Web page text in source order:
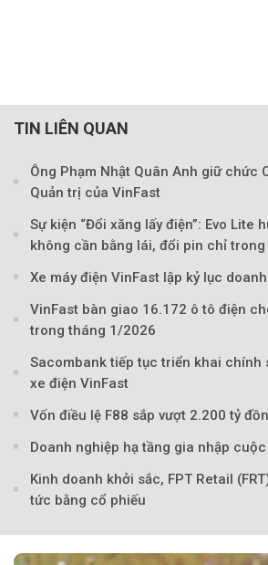
TIN LIÊN QUAN
Ông Phạm Nhật Quân Anh giữ chức
Quản trị của VinFast
Sự kiện “Đổi xăng lấy điện”: Evo Lite
không cần bằng lái, đổi pin chỉ
Xe máy điện VinFast lập kỷ lục
VinFast bàn giao 16.172 ô tô điện
trong tháng 1/2026
Sacombank tiếp tục triển khai chính
xe điện VinFast
Vốn điều lệ F88 sắp vượt 2.200 tỷ
Doanh nghiệp hạ tầng gia nhập
Kinh doanh khởi sắc, FPT Retail
tức bằng cổ phiếu